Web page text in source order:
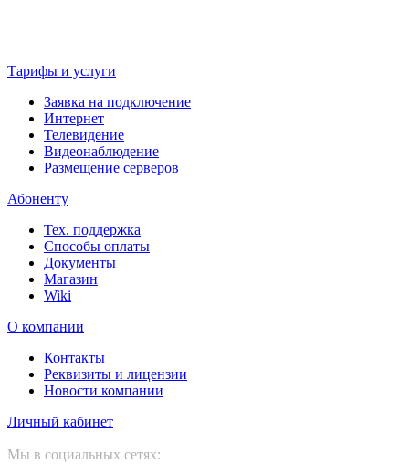
Тарифы и услуги
Заявка на подключение
Интернет
Телевидение
Видеонаблюдение
Размещение серверов
Абоненту
Тех. поддержка
Способы оплаты
Документы
Магазин
Wiki
О компании
Контакты
Реквизиты и лицензии
Новости компании
Личный кабинет
Мы в социальных сетях: